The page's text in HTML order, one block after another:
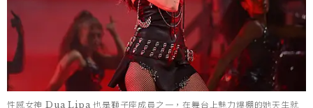
性感女神 Dua Lipa 也是獅子座成員之一，在舞台上魅力爆棚的她天生就